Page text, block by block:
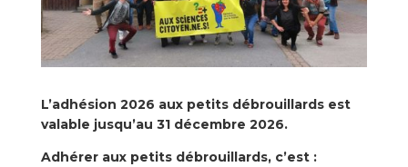
L’adhésion 2026 aux petits débrouillards est
valable jusqu’au 31 décembre 2026.
Adhérer aux petits débrouillards, c’est :